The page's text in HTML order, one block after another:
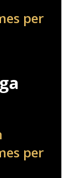
per
per